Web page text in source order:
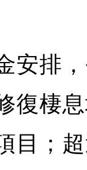
安排
復棲
目；